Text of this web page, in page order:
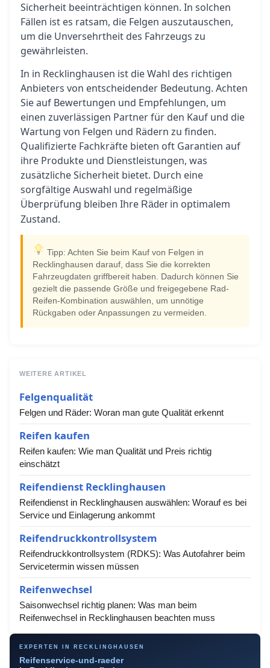
Sicherheit beeinträchtigen können. In solchen
Fällen ist es ratsam, die Felgen auszutauschen,
um die Unversehrtheit des Fahrzeugs zu
gewährleisten.
In in Recklinghausen ist die Wahl des richtigen
Anbieters von entscheidender Bedeutung. Achten
Sie auf Bewertungen und Empfehlungen, um
einen zuverlässigen Partner für den Kauf und die
Wartung von Felgen und Rädern zu finden.
Qualifizierte Fachkräfte bieten oft Garantien auf
ihre Produkte und Dienstleistungen, was
zusätzliche Sicherheit bietet. Durch eine
sorgfältige Auswahl und regelmäßige
Überprüfung bleiben Ihre Räder in optimalem
Zustand.
Tipp: Achten Sie beim Kauf von Felgen in
Recklinghausen darauf, dass Sie die korrekten
Fahrzeugdaten griffbereit haben. Dadurch können Sie
gezielt die passende Größe und freigegebene Rad-
Reifen-Kombination auswählen, um unnötige
Rückgaben oder Anpassungen zu vermeiden.
WEITERE ARTIKEL
Felgenqualität
Felgen und Räder: Woran man gute Qualität erkennt
Reifen kaufen
Reifen kaufen: Wie man Qualität und Preis richtig
einschätzt
Reifendienst Recklinghausen
Reifendienst in Recklinghausen auswählen: Worauf es bei
Service und Einlagerung ankommt
Reifendruckkontrollsystem
Reifendruckkontrollsystem (RDKS): Was Autofahrer beim
Servicetermin wissen müssen
Reifenwechsel
Saisonwechsel richtig planen: Was man beim
Reifenwechsel in Recklinghausen beachten muss
EXPERTEN IN RECKLINGHAUSEN
Reifenservice-und-raeder